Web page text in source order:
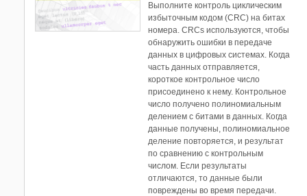
Выполните контроль циклическим
избыточным кодом (CRC) на битах
номера. CRCs используются, чтобы
обнаружить ошибки в передаче
данных в цифровых системах. Когда
часть данных отправляется,
короткое контрольное число
присоединено к нему. Контрольное
число получено полиномиальным
делением с битами в данных. Когда
данные получены, полиномиальное
деление повторяется, и результат
по сравнению с контрольным
числом. Если результаты
отличаются, то данные были
повреждены во время передачи.